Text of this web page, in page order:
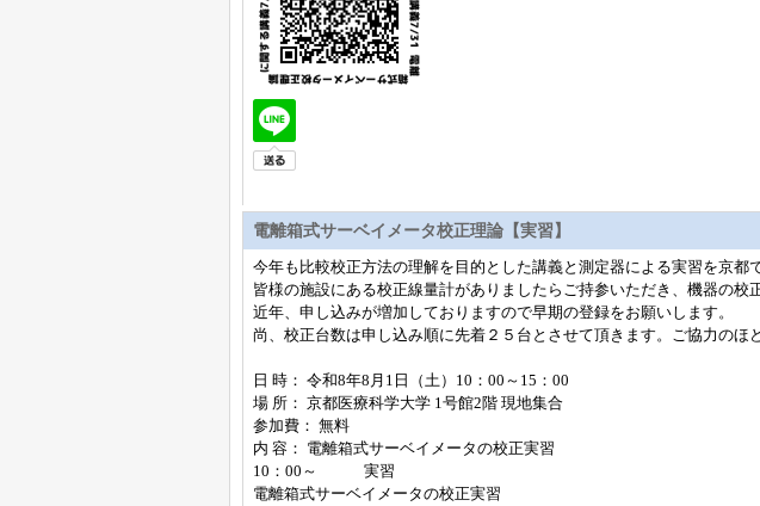
電離箱式サーベイメータ校正理論【実習】
今年も比較校正方法の理解を目的とした講義と測定器による実習を京都
皆様の施設にある校正線量計がありましたらご持参いただき、機器の校
近年、申し込みが増加しておりますので早期の登録をお願いします。
尚、校正台数は申し込み順に先着２５台とさせて頂きます。ご協力のほ
日 時： 令和8年8月1日（土）10：00～15：00
場 所： 京都医療科学大学 1号館2階 現地集合
参加費： 無料
内 容： 電離箱式サーベイメータの校正実習
10：00～ 実習
電離箱式サーベイメータの校正実習